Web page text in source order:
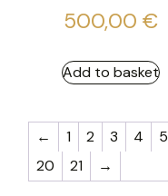
500,00 €
Add to basket
← 1 2 3 4 5
20
21 →